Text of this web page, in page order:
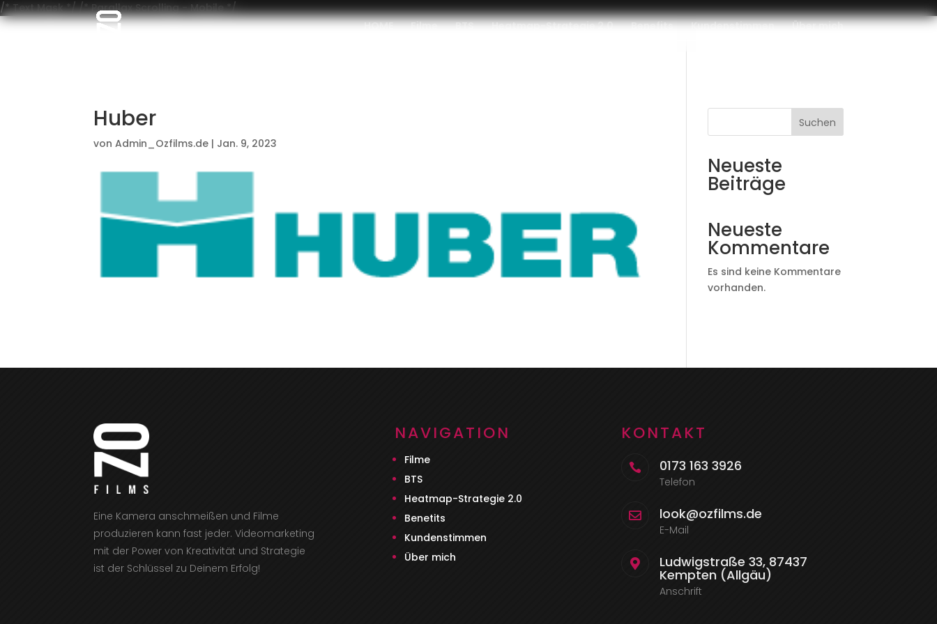
/* Text Mask *//* Parallax Scrolling - Mobile */
HOME
Filme BTS Heatmap-Strategie 2.0 Benefits Kundenstimmen Über mich
Huber
vonAdmin_Ozfilms.de | Jan. 9, 2023
Suchen
Neueste
Beiträge
Neueste
Kommentare
Es sind keine Kommentare
vorhanden.
Eine Kamera anschmeißen und Filme
produzieren kann fast jeder. Videomarketing
mit der Power von Kreativität und Strategie
ist der Schlüssel zu Deinem Erfolg!
NAVIGATION
Filme
BTS
Heatmap-Strategie 2.0
Benetits
Kundenstimmen
Über mich
KONTAKT
 0173 163 3926
Telefon
 look@ozfilms.de
E-Mail
 Ludwigstraße 33, 87437
Kempten (Allgäu)
Anschrift